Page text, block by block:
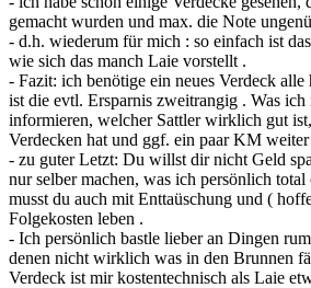
gemacht wurden und max. die Note
- d.h. wiederum für mich : so einfach ist
wie sich das manch Laie vorstellt .
- Fazit: ich benötige ein neues Verdeck
ist die evtl. Ersparnis zweitrangig . Was ich
informieren, welcher Sattler wirklich gut
Verdecken hat und ggf. ein paar KM weiter
- zu guter Letzt: Du willst dir nicht Geld
nur selber machen, was ich persönlich
musst du auch mit Enttaüschung und (
Folgekosten leben .
- Ich persönlich bastle lieber an Dingen
denen nicht wirklich was in den Brunnen
Verdeck ist mir kostentechnisch als Laie